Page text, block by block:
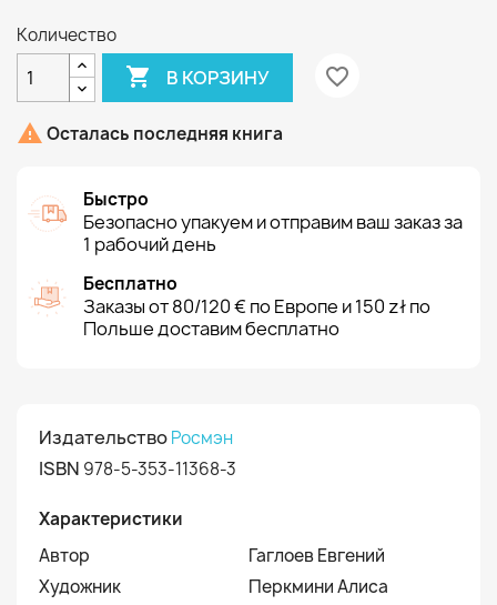
Количество
 В КОРЗИНУ favorite_border
 Осталась последняя книга
Быстро
Безопасно упакуем и отправим ваш заказ за
1 рабочий день
Бесплатно
Заказы от 80/120 € по Европе и 150 zł по
Польше доставим бесплатно
ИздательствоРосмэн
ISBN 978-5-353-11368-3
Характеристики
Автор
Гаглоев Евгений
Художник
Перкмини Алиса